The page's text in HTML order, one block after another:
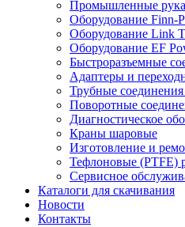
Промышленные
Оборудование Finn-
Оборудование Link
Оборудование EF
Быстроразъемные
Адаптеры и
Трубные
Поворотные
Диагностическое
Краны шаровые
Изготовление и
Тефлоновые (PTFE)
Сервисное
Каталоги для скачивания
Новости
Контакты